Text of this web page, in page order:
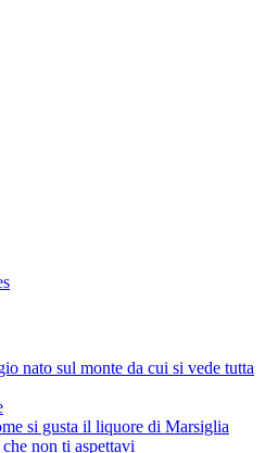
nato sul monte da cui si vede tutta
si gusta il liquore di Marsiglia
non ti aspettavi